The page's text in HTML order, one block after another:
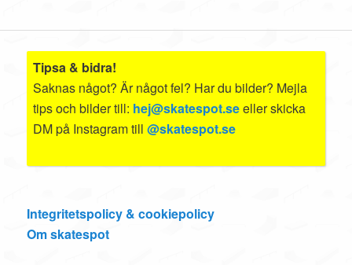
Tipsa & bidra!
Saknas något? Är något fel? Har du bilder? Mejla
tips och bilder till: hej@skatespot.seeller skicka
DM på Instagram till@skatespot.se
Integritetspolicy & cookiepolicy
Om skatespot